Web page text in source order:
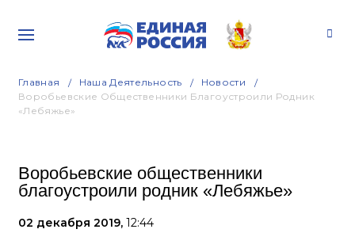
Главная Наша Деятельность
Новости
Воробьевские Общественники Благоустроили Родник
«Лебяжье»
Воробьевские общественники
благоустроили родник «Лебяжье»
02 декабря 2019, 12:44